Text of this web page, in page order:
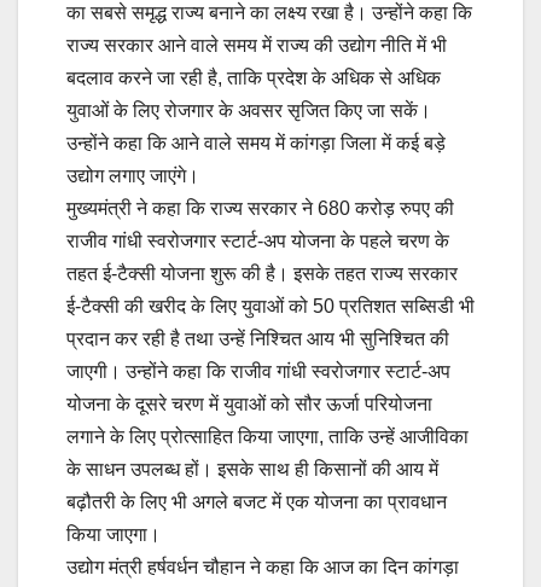
का सबसे समृद्ध राज्य बनाने का लक्ष्य रखा है। उन्होंने कहा कि
राज्य सरकार आने वाले समय में राज्य की उद्योग नीति में भी
बदलाव करने जा रही है, ताकि प्रदेश के अधिक से अधिक
युवाओं के लिए रोजगार के अवसर सृजित किए जा सकें।
उन्होंने कहा कि आने वाले समय में कांगड़ा जिला में कई बड़े
उद्योग लगाए जाएंगे।
मुख्यमंत्री ने कहा कि राज्य सरकार ने 680 करोड़ रुपए की
राजीव गांधी स्वरोजगार स्टार्ट-अप योजना के पहले चरण के
तहत ई-टैक्सी योजना शुरू की है। इसके तहत राज्य सरकार
ई-टैक्सी की खरीद के लिए युवाओं को 50 प्रतिशत सब्सिडी भी
प्रदान कर रही है तथा उन्हें निश्चित आय भी सुनिश्चित की
जाएगी। उन्होंने कहा कि राजीव गांधी स्वरोजगार स्टार्ट-अप
योजना के दूसरे चरण में युवाओं को सौर ऊर्जा परियोजना
लगाने के लिए प्रोत्साहित किया जाएगा, ताकि उन्हें आजीविका
के साधन उपलब्ध हों। इसके साथ ही किसानों की आय में
बढ़ौतरी के लिए भी अगले बजट में एक योजना का प्रावधान
किया जाएगा।
उद्योग मंत्री हर्षवर्धन चौहान ने कहा कि आज का दिन कांगड़ा